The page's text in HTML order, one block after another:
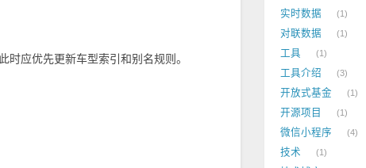
应优先更新车型索引和别名规则。
实时数据 1
对联数据 1
工具 1
工具介绍 3
开放式基金 1
开源项目 1
微信小程序 4
技术 1